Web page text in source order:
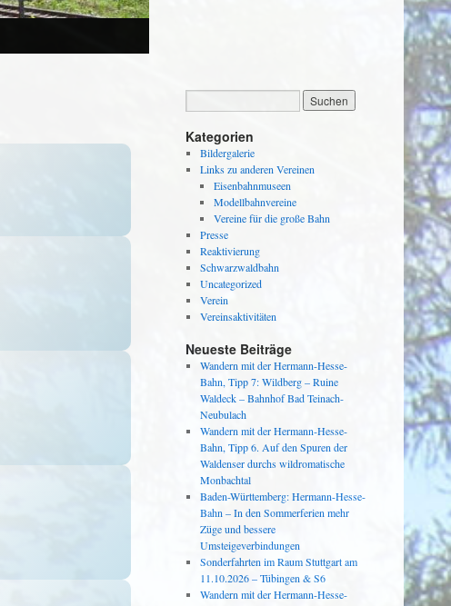
Kategorien
Bildergalerie
Links zu anderen Vereinen
Eisenbahnmuseen
Modellbahnvereine
Vereine für die große Bahn
Presse
Reaktivierung
Schwarzwaldbahn
Uncategorized
Verein
Vereinsaktivitäten
Neueste Beiträge
Wandern mit der Hermann-Hesse-
Bahn, Tipp 7: Wildberg – Ruine
Waldeck – Bahnhof Bad Teinach-
Neubulach
Wandern mit der Hermann-Hesse-
Bahn, Tipp 6. Auf den Spuren der
Waldenser durchs wildromatische
Monbachtal
Baden-Württemberg: Hermann-Hesse-
Bahn – In den Sommerferien mehr
Züge und bessere
Umsteigeverbindungen
Sonderfahrten im Raum Stuttgart am
11.10.2026 – Tübingen & S6
Wandern mit der Hermann-Hesse-